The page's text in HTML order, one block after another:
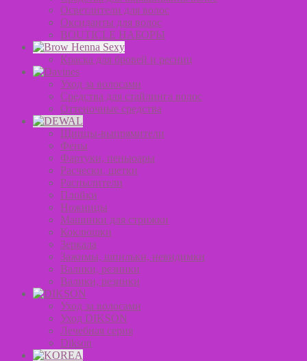
Осветлители для волос
Оксиданты для волос
BOUTICLE НАБОРЫ
Краска для бровей и ресниц
Уход за волосами
Средства для стайлинга волос
Оттеночные средства
Щипцы-выпрямители
Фены
Фартуки, пеньюары
Расчески, щетки
Распылители
Плойки
Ножницы
Машинки для стрижки
Коклюшки
Зеркала
Зажимы, шпильки, невидимки
Валики, резинки
Валики, резинки
Уход за волосами
Уход DIKSON
Лечебная серия
Dikson